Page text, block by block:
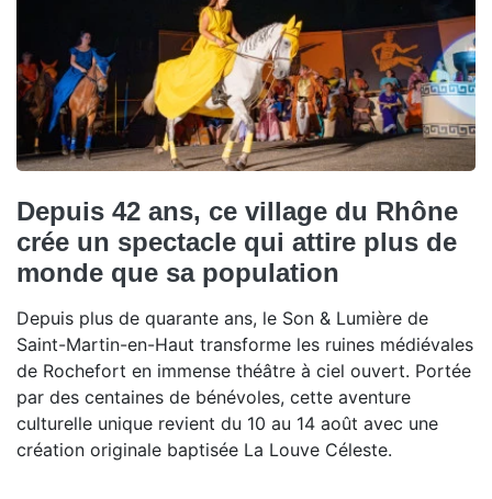
Depuis 42 ans, ce village du Rhône
crée un spectacle qui attire plus de
monde que sa population
Depuis plus de quarante ans, le Son & Lumière de
Saint-Martin-en-Haut transforme les ruines médiévales
de Rochefort en immense théâtre à ciel ouvert. Portée
par des centaines de bénévoles, cette aventure
culturelle unique revient du 10 au 14 août avec une
création originale baptisée La Louve Céleste.